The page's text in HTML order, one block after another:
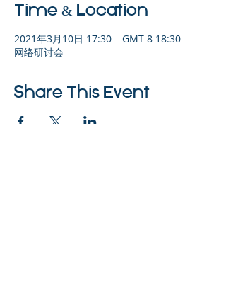
Time & Location
2021年3月10日 17:30 – GMT-8 18:30
网络研讨会
Share This Event